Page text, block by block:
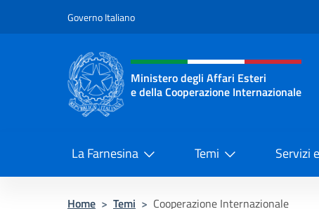
Governo Italiano
Intestazione sito, social e
Ministero degli Affari Esteri
e della Cooperazione Internazionale
La Farnesina Temi Servizi
Home > Temi > Cooperazione Internazionale